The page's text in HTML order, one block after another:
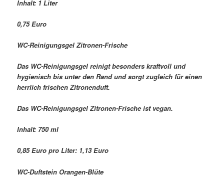
Inhalt: 1 Liter
0,75 Euro
WC-Reinigungsgel Zitronen-Frische
Das WC-Reinigungsgel reinigt besonders kraftvoll und
hygienisch bis unter den Rand und sorgt zugleich für einen
herrlich frischen Zitronenduft.
Das WC-Reinigungsgel Zitronen-Frische ist vegan.
Inhalt: 750 ml
0,85 Euro pro Liter: 1,13 Euro
WC-Duftstein Orangen-Blüte